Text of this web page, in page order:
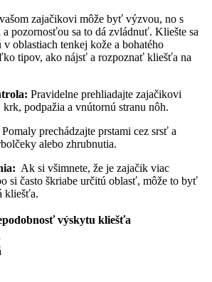
zajačikovi môže byť výzvou, no s
pozornosťou sa to dá ‍zvládnuť. Kliešte sa
v oblastiach tenkej kože​ a bohatého
tipov, ‌ako⁣ nájsť⁣ a rozpoznať‌ kliešťa na
Pravidelne prehliadajte zajačikovi
podpažia ⁢a vnútornú stranu nôh.
Pomaly prechádzajte prstami cez srsť a
alebo zhrubnutia.
⁢ Ak si všimnete, že je zajačik viac
si často škriabe určitú oblasť, ⁤môže ⁤to byť
kliešťa.
výskytu kliešťa